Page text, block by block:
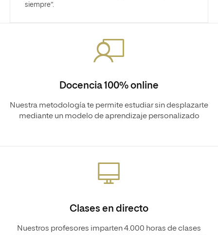
siempre”.
Docencia 100% online
Nuestra metodología te permite estudiar sin desplazarte
mediante un modelo de aprendizaje personalizado
Clases en directo
Nuestros profesores imparten 4.000 horas de clases